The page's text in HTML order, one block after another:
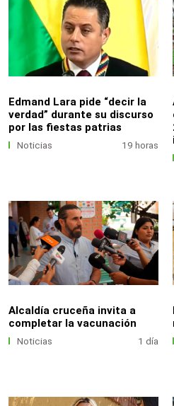
Edmand Lara pide “decir la
verdad” durante su discurso
por las fiestas patrias
Noticias 19 horas
Alcaldía cruceña invita a
completar la vacunación
Noticias 1 día